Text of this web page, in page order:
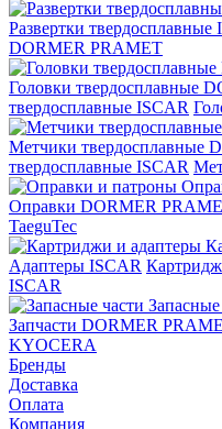
Развертки твердосплавные
DORMER PRAMET
Головки твердосплавные
твердосплавные ISCAR
Метчики твердосплавные
твердосплавные ISCAR
Оправки DORMER
TaeguTec
Адаптеры ISCAR
ISCAR
Запасные
Запчасти DORMER
KYOCERA
Бренды
Доставка
Оплата
Компания